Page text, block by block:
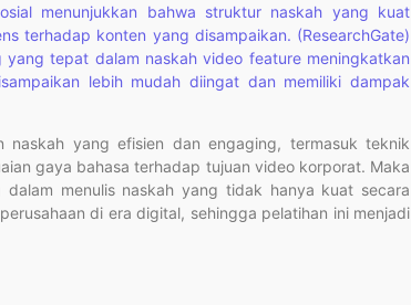
menunjukkan bahwa struktur naskah yang kuat
terhadap konten yang disampaikan. (ResearchGate)
tepat dalam naskah video feature meningkatkan
lebih mudah diingat dan memiliki dampak
yang efisien dan engaging, termasuk teknik
gaya bahasa terhadap tujuan video korporat. Maka
menulis naskah yang tidak hanya kuat secara
di era digital, sehingga pelatihan ini menjadi